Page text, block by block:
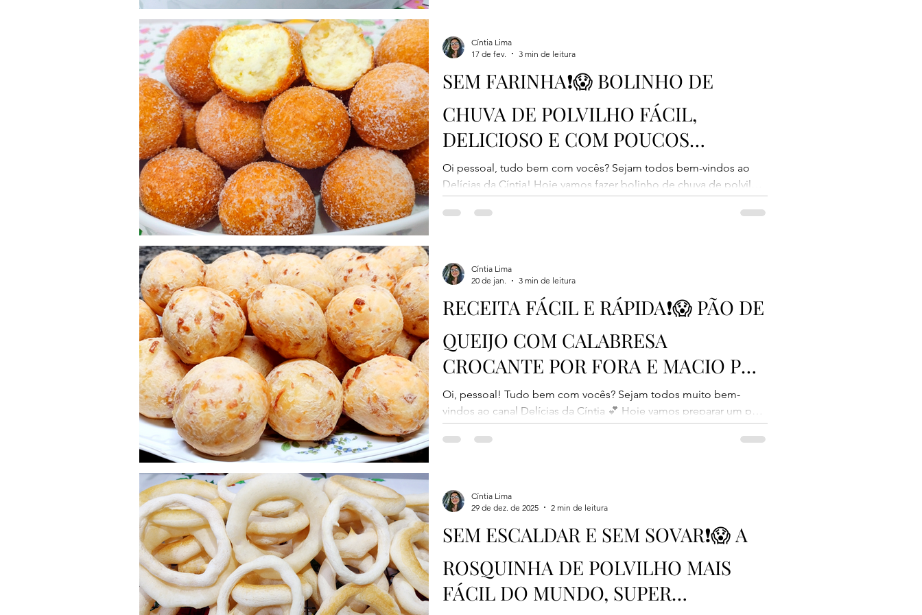
memória afetiva. Eu amava esse bolinho na minha infância ❤️
Então vamos à receita! 📌 Medidas padrão usadas: 1 xícara = 2
SEM FARINHA❗😱 BOLINHO DE
CHUVA DE POLVILHO FÁCIL,
DELICIOSO E COM POUCOS
INGREDIENTES!
Oi pessoal, tudo bem com vocês? Sejam todos bem-vindos ao
Delícias da Cíntia! Hoje vamos fazer bolinho de chuva de polvilho,
uma receita antiga, muito fácil e com pouquinhos ingredientes.
Esse bolinho é ideal para quem tem restrição ao glúten, pois não
acompanhar aquele café passadinho na hora ☕ 📌 Medidas
padrão usadas: 1 xícara = 240ml 1 xícara de
Cíntia Lima
17 de fev.
3 min de leitura
RECEITA FÁCIL E RÁPIDA❗😱 PÃO DE
QUEIJO COM CALABRESA
CROCANTE POR FORA E MACIO POR
DENTRO
Oi, pessoal! Tudo bem com vocês? Sejam todos muito bem-
vindos ao canal Delícias da Cíntia 💕 Hoje vamos preparar um pão
de queijo recheado com calabresa que fica simplesmente
irresistível: casquinha crocante por fora, macio por dentro e super
já deixa seu like, se inscreve no canal se ainda não for inscrito e
vamos à receita! 📌 Medidas pad
Cíntia Lima
20 de jan.
3 min de leitura
SEM ESCALDAR E SEM SOVAR❗😱 A
ROSQUINHA DE POLVILHO MAIS
FÁCIL DO MUNDO, SUPER
Cíntia Lima
29 de dez. de 2025
2 min de leitura